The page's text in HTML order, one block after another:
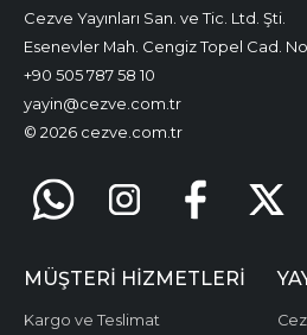
Cezve Yayınları San. ve Tic. Ltd. Şti.
Esenevler Mah. Cengiz Topel Cad.
+90 505 787 58 10
yayin@cezve.com.tr
© 2026 cezve.com.tr
MÜŞTERI HIZMETLERI
Kargo ve Teslimat